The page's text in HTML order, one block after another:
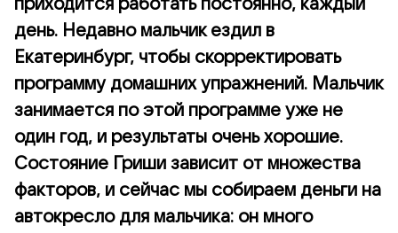
приходится работать постоянно, каждый
день. Недавно мальчик ездил в
Екатеринбург, чтобы скорректировать
программу домашних упражнений. Мальчик
занимается по этой программе уже не
один год, и результаты очень хорошие.
Состояние Гриши зависит от множества
факторов, и сейчас мы собираем деньги на
автокресло для мальчика: он много